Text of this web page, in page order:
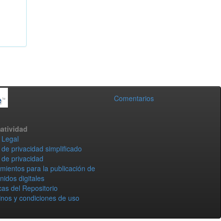
Comentarios
privacidad simplificado
privacidad
para la publicación de
digitales
del Repositorio
y condiciones de uso